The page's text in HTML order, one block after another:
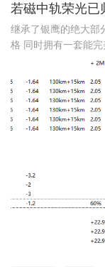
若磁中轨荣光
继承了银鹰的绝大部
格 同时拥有一套能完